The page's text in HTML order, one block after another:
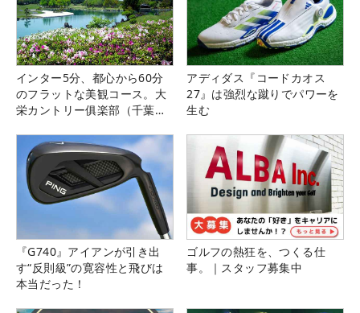
インター5分、都心から60分
のフラットな美観コース。大
栄カントリー俱楽部（千葉
アディダス『コードカオス
27』は強烈な蹴りでパワーを
生む
『G740』アイアンが引き出
す“反則級”の寛容性と飛びは
本当だった！
ゴルフの熱狂を、つくる仕
事。｜スタッフ募集中